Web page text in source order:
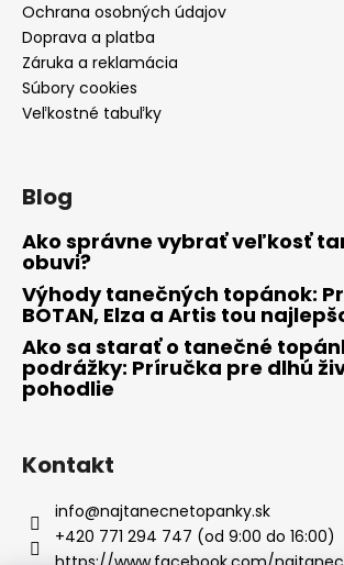
Ochrana osobných údajov
Doprava a platba
Záruka a reklamácia
Súbory cookies
Veľkostné tabuľky
Blog
Ako správne vybrať veľkosť
obuvi?
Výhody tanečných topánok:
BOTAN, Elza a Artis tou
Ako sa starať o tanečné
podrážky: Príručka pre dlhú
pohodlie
Kontakt
info@najtanecnetopanky.sk
+420 771 294 747 (od 9:00 do 16:00)